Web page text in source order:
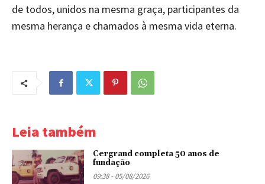
de todos, unidos na mesma graça, participantes da
mesma herança e chamados à mesma vida eterna.
Leia também
Cergrand completa 50 anos de
fundação
09:38 - 05/08/2026